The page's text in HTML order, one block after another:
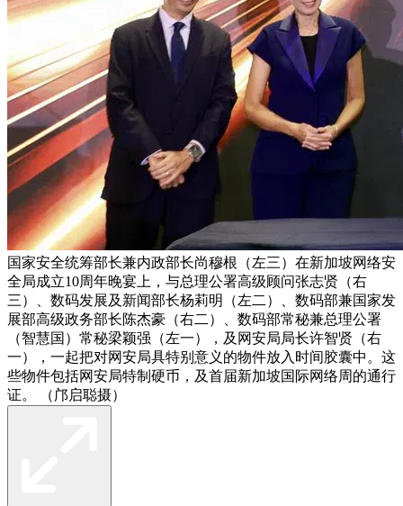
国家安全统筹部长兼内政部长尚穆根（左三）在新加坡网络安
全局成立10周年晚宴上，与总理公署高级顾问张志贤（右
三）、数码发展及新闻部长杨莉明（左二）、数码部兼国家发
展部高级政务部长陈杰豪（右二）、数码部常秘兼总理公署
（智慧国）常秘梁颖强（左一），及网安局局长许智贤（右
一），一起把对网安局具特别意义的物件放入时间胶囊中。这
些物件包括网安局特制硬币，及首届新加坡国际网络周的通行
证。 （邝启聪摄）